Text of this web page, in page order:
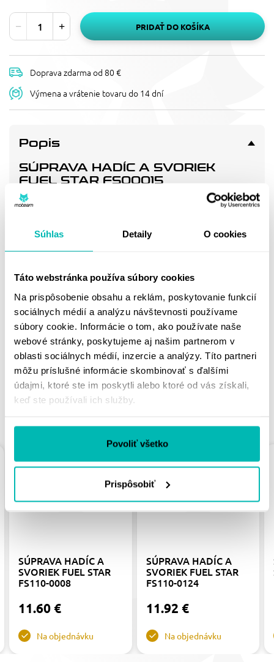
Súhlas Detaily O cookies
Táto webstránka používa súbory cookies
Na prispôsobenie obsahu a reklám, poskytovanie funkcií
sociálnych médií a analýzu návštevnosti používame
súbory cookie. Informácie o tom, ako používate naše
webové stránky, poskytujeme aj našim partnerom v
oblasti sociálnych médií, inzercie a analýzy. Títo partneri
môžu príslušné informácie skombinovať s ďalšími
údajmi, ktoré ste im poskytli alebo ktoré od vás získali,
keď ste používali ich služby.
Povoliť všetko
Prispôsobiť
PRIDAŤ DO KOŠÍKA
Doprava zdarma od 80 €
Výmena a vrátenie tovaru do 14 dní
Popis
SÚPRAVA HADÍC A SVORIEK
FUEL STAR FS00015
Direct OE replacement fuel line provides hassle free
installation. Fuel lines meet C.A.R.B. and EPA fuel line
MOHLO BY SA VÁM
PÁČIŤ
SÚPRAVA HADÍC A
SVORIEK FUEL STAR
FS110-0008
11.60 €
Na objednávku
SÚPRAVA HADÍC A
SVORIEK FUEL STAR
FS110-0124
11.92 €
Na objednávku